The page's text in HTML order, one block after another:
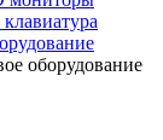
оборудование